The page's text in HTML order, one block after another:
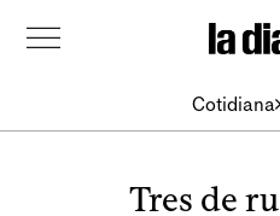
Cotidiana
Tres de